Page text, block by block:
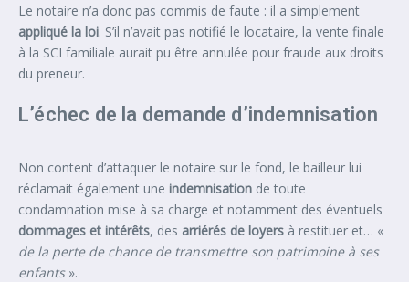
Le notaire n’a donc pas commis de faute : il a simplement
appliqué la loi. S’il n’avait pas notifié le locataire, la vente finale
à la SCI familiale aurait pu être annulée pour fraude aux droits
du preneur.
L’échec de la demande d’indemnisation
Non content d’attaquer le notaire sur le fond, le bailleur lui
réclamait également une indemnisation de toute
condamnation mise à sa charge et notamment des éventuels
dommages et intérêts, des arriérés de loyers à restituer et… «
de la perte de chance de transmettre son patrimoine à ses
enfants».